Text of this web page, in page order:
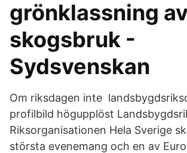
grönklassning
skogsbruk -
Sydsvenskan
Om riksdagen inte
profilbild högupplöst
Riksorganisationen Hela Sverige
största evenemang och en av